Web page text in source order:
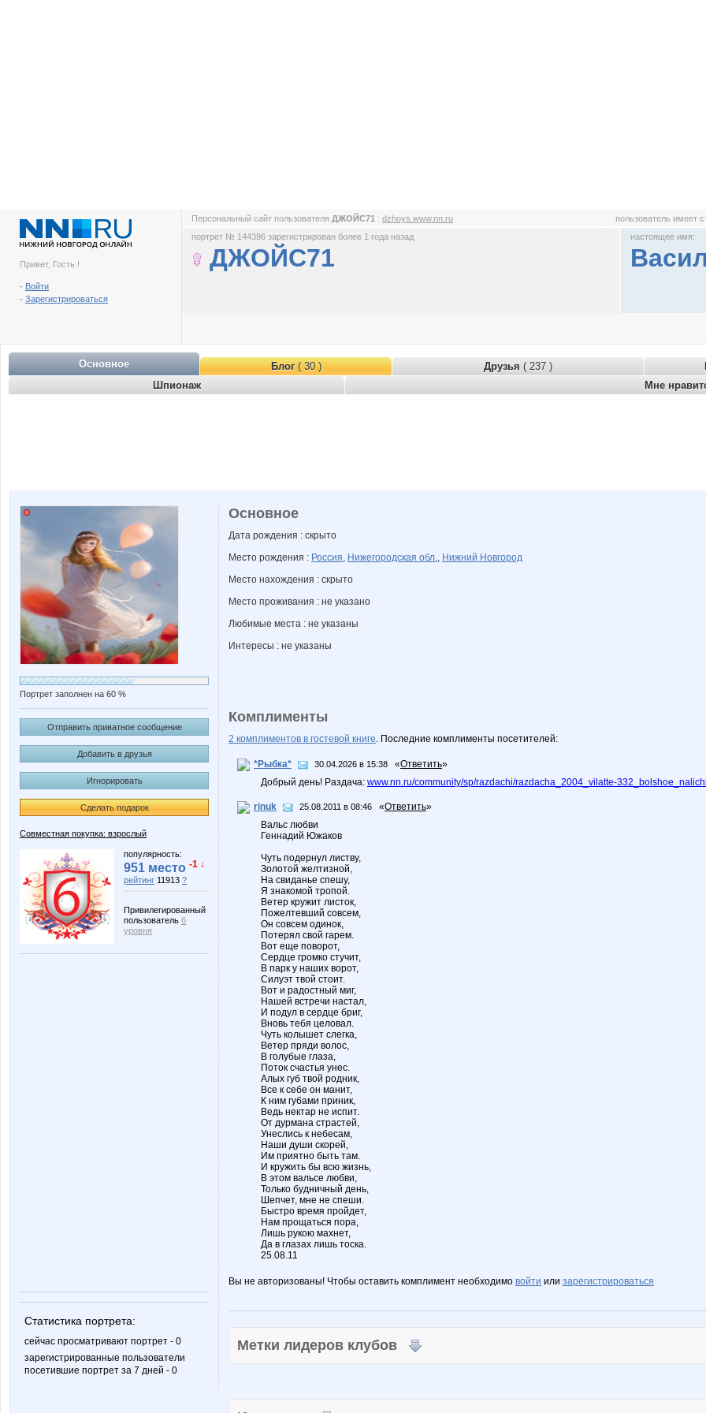
Привет, Гость !
- Войти
- Зарегистрироваться
Персональный сайт пользователя ДЖОЙС71 : dzhoys.www.nn.ru пользователь имеет
портрет № 144396 зарегистрирован более 1 года назад
ДЖОЙС71
настоящее имя:
Основное Блог( 30 ) Друзья ( 237 )
Шпионаж
Мне
Портрет заполнен на 60 %
Отправить приватное сообщение
Добавить в друзья
Игнорировать
Сделать подарок
Совместная покупка: взрослый
популярность:
951 место -1 ↓
рейтинг 11913 ?
Привилегированный
пользователь 6
уровня
Статистика портрета:
сейчас просматривают портрет - 0
зарегистрированные пользователи
посетившие портрет за 7 дней - 0
Основное
Дата рождения : скрыто
Место рождения : Россия, Нижегородская обл., Нижний Новгород
Место нахождения : скрыто
Место проживания : не указано
Любимые места : не указаны
Интересы : не указаны
Комплименты
2 комплиментов в гостевой книге. Последние комплименты посетителей:
*Рыбка* 30.04.2026 в 15:38 «Ответить»
Добрый день! Раздача: www.nn.ru/community/sp/razdachi/razdacha_2004_vilatte-
rinuk 25.08.2011 в 08:46 «Ответить»
Вальс любви
Геннадий Южаков
Чуть подернул листву,
Золотой желтизной,
На свиданье спешу,
Я знакомой тропой.
Ветер кружит листок,
Пожелтевший совсем,
Он совсем одинок,
Потерял свой гарем.
Вот еще поворот,
Сердце громко стучит,
В парк у наших ворот,
Силуэт твой стоит.
Вот и радостный миг,
Нашей встречи настал,
И подул в сердце бриг,
Вновь тебя целовал.
Чуть колышет слегка,
Ветер пряди волос,
В голубые глаза,
Поток счастья унес.
Алых губ твой родник,
Все к себе он манит,
К ним губами приник,
Ведь нектар не испит.
От дурмана страстей,
Унеслись к небесам,
Наши души скорей,
Им приятно быть там.
И кружить бы всю жизнь,
В этом вальсе любви,
Только будничный день,
Шепчет, мне не спеши.
Быстро время пройдет,
Нам прощаться пора,
Лишь рукою махнет,
Да в глазах лишь тоска.
25.08.11
Вы не авторизованы! Чтобы оставить комплимент необходимо войти или зарегистрироваться
Метки лидеров клубов